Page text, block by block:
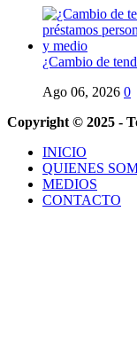
¿Cambio de
Ago 06, 2026 0
Copyright © 2025 -
INICIO
QUIENES
MEDIOS
CONTACTO